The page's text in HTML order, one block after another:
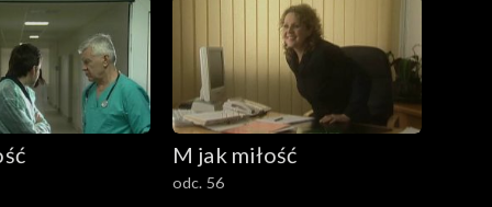
M jak miłość
odc. 56